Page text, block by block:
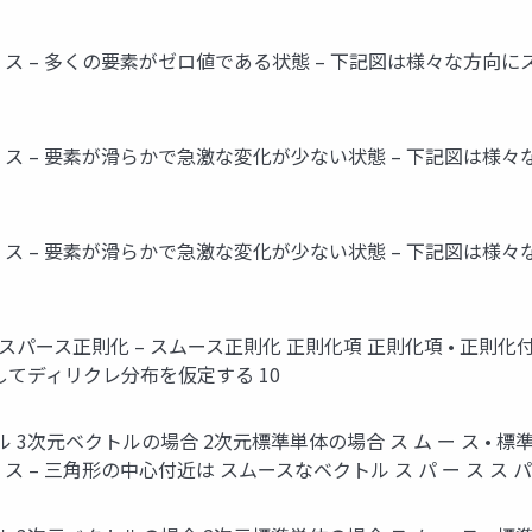
– 多くの要素がゼロ値である状態 – 下記図は様々な方向
– 要素が滑らかで急激な変化が少ない状態 – 下記図は様
– 要素が滑らかで急激な変化が少ない状態 – 下記図は様
パース正則化 – スムース正則化 正則化項 正則化項 • 正則
ディリクレ分布を仮定する 10
3次元ベクトルの場合 2次元標準単体の場合 ス ム ー ス •
– 三角形の中心付近は スムースなベクトル ス パ ー ス ス